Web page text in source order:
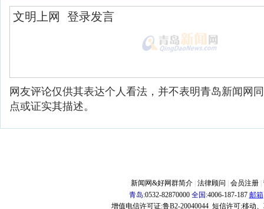
网友评论仅供其表达个人看法，并不表明青岛新闻网
点或证实其描述。